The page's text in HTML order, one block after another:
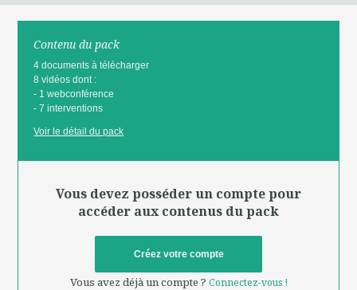
Contenu du pack
4 documents à télécharger
8 vidéos dont :
- 1 webconférence
- 7 interventions
Voir le détail du pack
Vous devez posséder un compte pour
accéder aux contenus du pack
Créez votre compte
Vous avez déjà un compte ? Connectez-vous !